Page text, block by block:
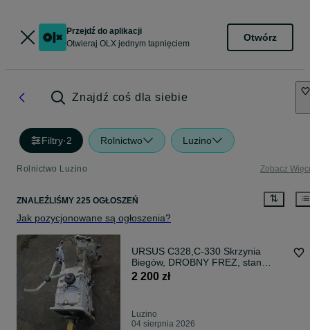
Przejdź do aplikacji
Otwieraj OLX jednym tapnięciem
Otwórz
Znajdź coś dla siebie
Filtry·2 Rolnictwo Luzino
Rolnictwo Luzino Zobacz
ZNALEŹLIŚMY 225 OGŁOSZEŃ
Jak pozycjonowane są ogłoszenia?
URSUS C328,C-330 Skrzynia
Biegów, DROBNY FREZ, stan
db,wysyłka
2 200 zł
Luzino
04 sierpnia 2026